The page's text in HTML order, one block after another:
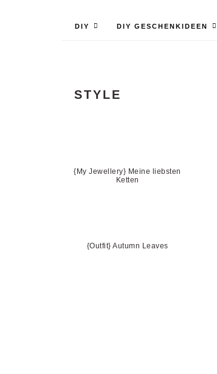
DIY DIY GESCHENKIDEEN
STYLE
{My Jewellery} Meine liebsten
Ketten
{Outfit} Autumn Leaves